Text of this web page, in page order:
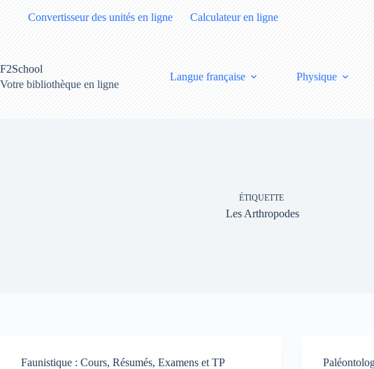
Convertisseur des unités en ligne Calculateur en ligne
F2School
Votre bibliothèque en ligne
Langue française Physique
ÉTIQUETTE
Les Arthropodes
Faunistique : Cours, Résumés, Examens et TP